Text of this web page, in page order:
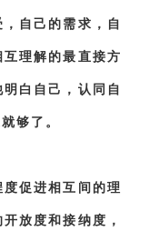
自己的需求，自
理解的最直接方
白自己，认同自
够了。
促进相互间的理
放度和接纳度，